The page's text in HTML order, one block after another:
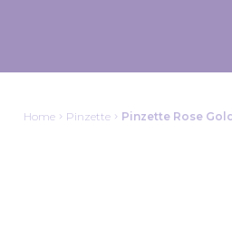
Home Pinzette Pinzette Rose